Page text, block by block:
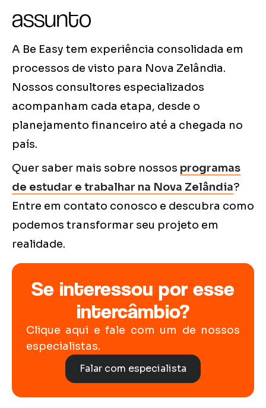
assunto
A Be Easy tem experiência consolidada em
processos de visto para Nova Zelândia.
Nossos consultores especializados
acompanham cada etapa, desde o
planejamento financeiro até a chegada no
país.
Quer saber mais sobre nossos programas
de estudar e trabalhar na Nova Zelândia?
Entre em contato conosco e descubra como
podemos transformar seu projeto em
realidade.
Se interessou por esse
intercâmbio?
Clique aqui e fale com um de nossos
especialistas.
Falar com especialista